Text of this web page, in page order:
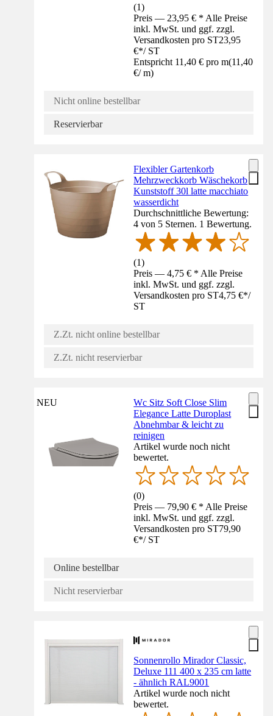
(1)
Preis — 23,95 € * Alle Preise
inkl. MwSt. und ggf. zzgl.
Versandkosten pro ST23,95
€*/ ST
Entspricht 11,40 € pro m(11,40
€/ m)
Nicht online bestellbar
Reservierbar
Flexibler Gartenkorb
Mehrzweckkorb Wäschekorb
Kunststoff 30l latte macchiato
wasserdicht
Durchschnittliche Bewertung:
4 von 5 Sternen. 1 Bewertung.
(1)
Preis — 4,75 € * Alle Preise
inkl. MwSt. und ggf. zzgl.
Versandkosten pro ST4,75 €*/
ST
Z.Zt. nicht online bestellbar
Z.Zt. nicht reservierbar
NEU
Wc Sitz Soft Close Slim
Elegance Latte Duroplast
Abnehmbar & leicht zu
reinigen
Artikel wurde noch nicht
bewertet.
(0)
Preis — 79,90 € * Alle Preise
inkl. MwSt. und ggf. zzgl.
Versandkosten pro ST79,90
€*/ ST
Online bestellbar
Nicht reservierbar
Sonnenrollo Mirador Classic,
Deluxe 111 400 x 235 cm latte
- ähnlich RAL9001
Artikel wurde noch nicht
bewertet.